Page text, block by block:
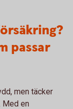
passar
men täcker
Med en